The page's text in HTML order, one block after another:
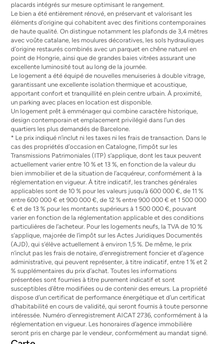
placards intégrés sur mesure optimisant le rangement.
Le bien a été entièrement rénové, en préservant et valorisant les
éléments d’origine qui cohabitent avec des finitions contemporaines
de haute qualité. On distingue notamment les plafonds de 3,4 mètres
avec voûte catalane, les moulures décoratives, les sols hydrauliques
d’origine restaurés combinés avec un parquet en chêne naturel en
point de Hongrie, ainsi que de grandes baies vitrées assurant une
excellente luminosité tout au long de la journée.
Le logement a été équipé de nouvelles menuiseries à double vitrage,
garantissant une excellente isolation thermique et acoustique,
apportant confort et tranquillité en plein centre urbain. À proximité,
un parking avec places en location est disponible.
Un logement prêt à emménager qui combine caractère historique,
design contemporain et emplacement privilégié dans l’un des
quartiers les plus demandés de Barcelone.
* Le prix indiqué n’inclut ni les taxes ni les frais de transaction. Dans le
cas des propriétés d’occasion en Catalogne, l’impôt sur les
Transmissions Patrimoniales (ITP) s’applique, dont les taux peuvent
actuellement varier entre 10 % et 13 %, en fonction de la valeur du
bien immobilier et de la situation de l’acquéreur, conformément à la
réglementation en vigueur. À titre indicatif, les tranches générales
applicables sont de 10 % pour les valeurs jusqu’à 600 000 €, de 11 %
entre 600 000 € et 900 000 €, de 12 % entre 900 000 € et 1 500 000
€ et de 13 % pour les montants supérieurs à 1 500 000 €, pouvant
varier en fonction de la réglementation applicable et des conditions
particulières de l’acheteur. Pour les logements neufs, la TVA de 10 %
s’applique, majorée de l’impôt sur les Actes Juridiques Documentés
(AJD), qui s’élève actuellement à environ 1,5 %. De même, le prix
n’inclut pas les frais de notaire, d’enregistrement foncier et d’agence
administrative, qui peuvent représenter, à titre indicatif, entre 1 % et 2
% supplémentaires du prix d’achat. Toutes les informations
présentées sont fournies à titre purement indicatif et sont
susceptibles d’être modifiées ou de contenir des erreurs. La propriété
dispose d’un certificat de performance énergétique et d’un certificat
d’habitabilité en cours de validité, qui seront fournis à toute personne
intéressée. Numéro d’enregistrement AICAT 2736, conformément à la
réglementation en vigueur. Les honoraires d’agence immobilière
seront pris en charge par le vendeur, conformément au mandat signé.